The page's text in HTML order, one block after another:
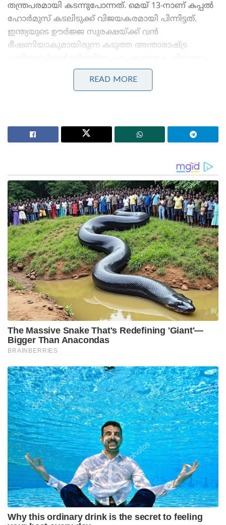
തന്ത്രപരമായി കടന്നുപോന്നത്. മെയ് 13-നാണ് കപ്പൽ
ഹോർമുസ് കടലിടുക്ക് വിജയകരമായി പിന്നിട്ടത്.
ഇന്ത്യയുടെ ഊർജ്ജ സുരക്ഷയ്ക്ക് വൻ
ഭീഷണിയാകുമായിരുന്ന കടുത്ത അന്താരാഷ്ട്ര
തടസ്സമില്ലാതെ ഉറപ്പാക്കാൻ കഴിഞ്ഞത് വലിയ
നയതന്ത്ര-നാവിക വിജയമായാണ്
Stories you may like
തീവ്രവാദ പ്രചാരണത്തിനെതിരെ ശക്തമായ
നടപടികളുമായി ഫഡ്നാവിസ് ; തീവ്രനിലപാടുള്ള 114
പ്രസിദ്ധീകരണങ്ങൾ നിരോധിച്ച് മഹാരാഷ്ട്ര സർക്കാർ
ഇറാനും ഒമാനും ഇടയിലുള്ള ഹോർമുസ് കടലിടുക്ക്
വഴിയാണ് ആഗോള എണ്ണവ്യാപാരത്തിന്റെ
മൂന്നിലൊന്നും നടക്കുന്നത്. യുദ്ധസാഹചര്യം
കണക്കിലെടുത്ത് അന്താരാഷ്ട്ര കപ്പൽ കമ്പനികൾ
ഈ റൂട്ടിലൂടെയുള്ള യാത്ര ഭയപ്പെട്ട് നിൽക്കുമ്പോഴാണ്
ഇന്ത്യൻ കപ്പലിന്റെ ഈ ധീരമായ മുന്നേറ്റം. ഇന്ത്യൻ
നേവിയുടെയും കോസ്റ്റ് ഗാർഡിന്റെയും കൃത്യമായ
റഡാർ നിരീക്ഷണങ്ങളുടെയും സുരക്ഷാ
നിർദ്ദേശങ്ങളുടെയും അകമ്പടിയോടെയാണ് കപ്പൽ
ഇന്ത്യൻ സമുദ്രമേഖലയിലേക്ക് പ്രവേശിച്ചതെന്നാണ്
സൂചന.
നിലവിൽ ആഗോള വിപണിയിൽ എണ്ണവില
കുതിച്ചുയരുന്ന സാഹചര്യത്തിൽ, രാജ്യത്ത്
പാചകവാതക ക്ഷാമം ഉണ്ടാകില്ലെന്ന ഉറപ്പാണ് ഈ
കപ്പലിന്റെ വരവോടെ വ്യക്തമാകുന്നത്.
വരുംദിവസങ്ങളിൽ കൂടുതൽ ഇന്ധനക്കപ്പലുകൾ
ഇതേ റൂട്ടിലൂടെ ഇന്ത്യയിലേക്ക് പുറപ്പെടുന്നുണ്ടെന്നാണ്
പെട്രോളിയം മന്ത്രാലയ വൃത്തങ്ങൾ നൽകുന്ന വിവരം.
പശ്ചിമേഷ്യൻ യുദ്ധക്കളത്തിൽ ലോകരാജ്യങ്ങൾ
മുഴുവൻ ആശങ്കയോടെ നോക്കുന്ന ഹോർമുസ്
കടലിടുക്ക് കടന്ന് ഇന്ത്യയുടെ കപ്പൽ സുരക്ഷിതമായി
എത്തിയ വാർത്ത സോഷ്യൽ മീഡിയയിൽ വലിയ
READ MORE